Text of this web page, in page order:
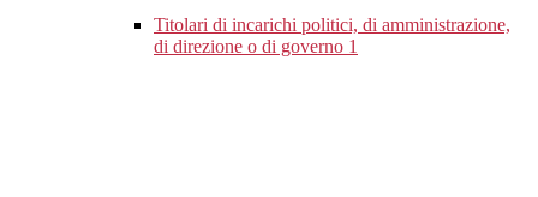
Titolari di incarichi politici, di amministrazione,
di direzione o di governo 1